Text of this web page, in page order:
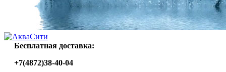
Бесплатная доставка:
+7(4872)38-40-04